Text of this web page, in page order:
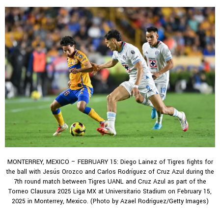
MONTERREY, MEXICO – FEBRUARY 15: Diego Lainez of Tigres fights for
the ball with Jesús Orozco and Carlos Rodríguez of Cruz Azul during the
7th round match between Tigres UANL and Cruz Azul as part of the
Torneo Clausura 2025 Liga MX at Universitario Stadium on February 15,
2025 in Monterrey, Mexico. (Photo by Azael Rodriguez/Getty Images)